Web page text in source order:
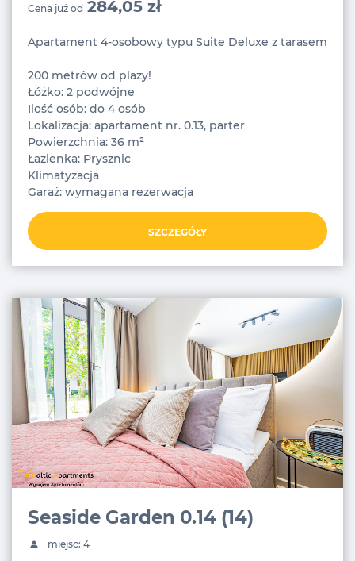
Cena już od 284,05 zł
Apartament 4-osobowy typu Suite Deluxe z tarasem
200 metrów od plaży!
Łóżko: 2 podwójne
Ilość osób: do 4 osób
Lokalizacja: apartament nr. 0.13, parter
Powierzchnia: 36 m²
Łazienka: Prysznic
Klimatyzacja
Garaż: wymagana rezerwacja
SZCZEGÓŁY
Seaside Garden 0.14 (14)
miejsc: 4